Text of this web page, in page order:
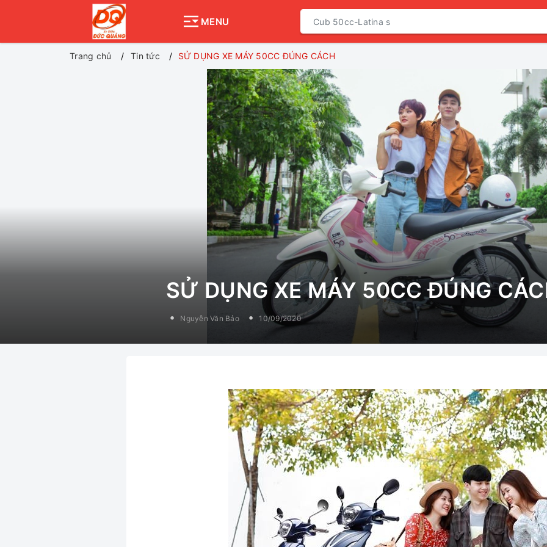
MENU
Trang chủ Tin tức SỬ DỤNG XE MÁY 50CC ĐÚNG CÁCH
SỬ DỤNG XE MÁY 50CC ĐÚNG
Nguyễn Văn Bảo 10/09/2020